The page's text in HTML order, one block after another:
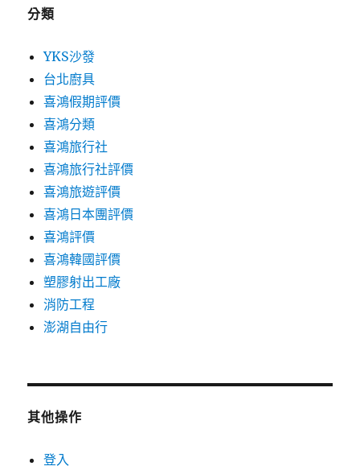
分類
YKS沙發
台北廚具
喜鴻假期評價
喜鴻分類
喜鴻旅行社
喜鴻旅行社評價
喜鴻旅遊評價
喜鴻日本團評價
喜鴻評價
喜鴻韓國評價
塑膠射出工廠
消防工程
澎湖自由行
其他操作
登入